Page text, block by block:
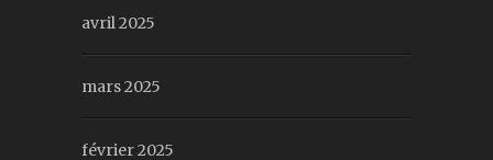
avril 2025
mars 2025
février 2025